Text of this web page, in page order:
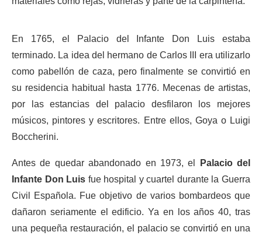
En 1765, el Palacio del Infante Don Luis estaba
terminado. La idea del hermano de Carlos III era utilizarlo
como pabellón de caza, pero finalmente se convirtió en
su residencia habitual hasta 1776. Mecenas de artistas,
por las estancias del palacio desfilaron los mejores
músicos, pintores y escritores. Entre ellos, Goya o Luigi
Boccherini.
Antes de quedar abandonado en 1973, el
Palacio del
Infante Don Luis fue hospital y cuartel durante la Guerra
Civil Española. Fue objetivo de varios bombardeos que
dañaron seriamente el edificio. Ya en los años 40, tras
una pequeña restauración, el palacio se convirtió en una